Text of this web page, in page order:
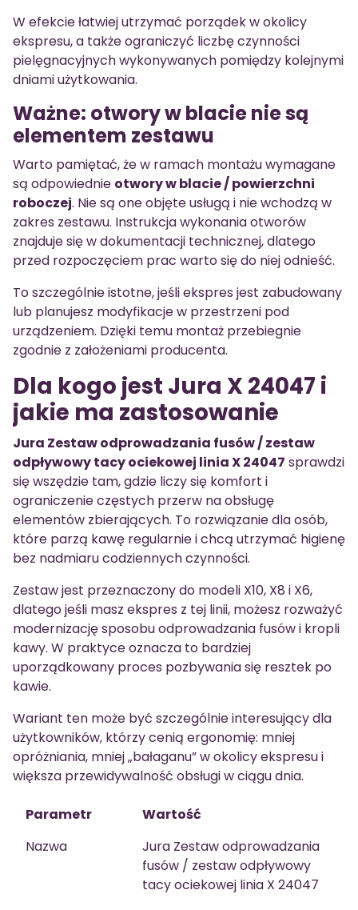
W efekcie łatwiej utrzymać porządek w okolicy
ekspresu, a także ograniczyć liczbę czynności
pielęgnacyjnych wykonywanych pomiędzy kolejnymi
dniami użytkowania.
Ważne: otwory w blacie nie są
elementem zestawu
Warto pamiętać, że w ramach montażu wymagane
są odpowiednie otwory w blacie / powierzchni
roboczej. Nie są one objęte usługą i nie wchodzą w
zakres zestawu. Instrukcja wykonania otworów
znajduje się w dokumentacji technicznej, dlatego
przed rozpoczęciem prac warto się do niej odnieść.
To szczególnie istotne, jeśli ekspres jest zabudowany
lub planujesz modyfikacje w przestrzeni pod
urządzeniem. Dzięki temu montaż przebiegnie
zgodnie z założeniami producenta.
Dla kogo jest Jura X 24047 i
jakie ma zastosowanie
Jura Zestaw odprowadzania fusów / zestaw
odpływowy tacy ociekowej linia X 24047 sprawdzi
się wszędzie tam, gdzie liczy się komfort i
ograniczenie częstych przerw na obsługę
elementów zbierających. To rozwiązanie dla osób,
które parzą kawę regularnie i chcą utrzymać higienę
bez nadmiaru codziennych czynności.
Zestaw jest przeznaczony do modeli X10, X8 i X6,
dlatego jeśli masz ekspres z tej linii, możesz rozważyć
modernizację sposobu odprowadzania fusów i kropli
kawy. W praktyce oznacza to bardziej
uporządkowany proces pozbywania się resztek po
kawie.
Wariant ten może być szczególnie interesujący dla
użytkowników, którzy cenią ergonomię: mniej
opróżniania, mniej „bałaganu” w okolicy ekspresu i
większa przewidywalność obsługi w ciągu dnia.
Parametr
Wartość
Nazwa
Jura Zestaw odprowadzania
fusów / zestaw odpływowy
tacy ociekowej linia X 24047